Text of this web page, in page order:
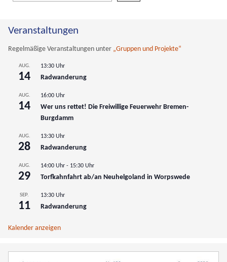
Veranstaltungen
Regelmäßige Veranstaltungen unter „Gruppen und Projekte“
AUG.
14
13:30 Uhr
Radwanderung
AUG.
14
16:00 Uhr
Wer uns rettet! Die Freiwillige Feuerwehr Bremen-
Burgdamm
AUG.
28
13:30 Uhr
Radwanderung
AUG.
29
14:00 Uhr - 15:30 Uhr
Torfkahnfahrt ab/an Neuhelgoland in Worpswede
SEP.
11
13:30 Uhr
Radwanderung
Kalender anzeigen